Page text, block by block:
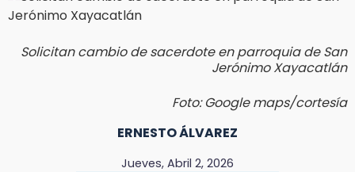
Solicitan cambio de sacerdote en parroquia de San
Jerónimo Xayacatlán
Foto: Google maps/cortesía
ERNESTO ÁLVAREZ
Jueves, Abril 2, 2026